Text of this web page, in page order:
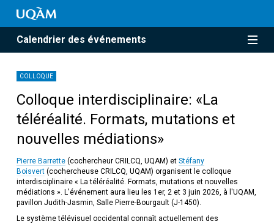
Calendrier des événements
COLLOQUE
Colloque interdisciplinaire: «La
téléréalité. Formats, mutations et
nouvelles médiations»
Pierre Barrette(cochercheur CRILCQ, UQAM) et Stéfany
Boisvert(cochercheuse CRILCQ, UQAM) organisent le colloque
interdisciplinaire « La téléréalité. Formats, mutations et nouvelles
médiations ». L'événement aura lieu les 1er, 2 et 3 juin 2026, à l'UQAM,
pavillon Judith-Jasmin, Salle Pierre-Bourgault (J-1450).
Le système télévisuel occidental connaît actuellement des